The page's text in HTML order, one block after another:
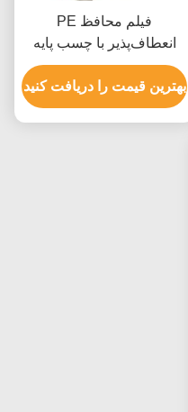
فیلم محافظ PE
انعطاف‌پذیر با چسب پایه
لاستیکی و گزینه‌های آبی
شفاف برای حذف بدون
باقی‌مانده
بهترین قیمت را دریافت کنید